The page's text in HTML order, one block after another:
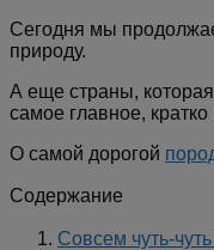
Сегодня мы
природу.
А еще страны,
самое главное, кратко
О самой дорогой
Содержание
Совсем чуть-